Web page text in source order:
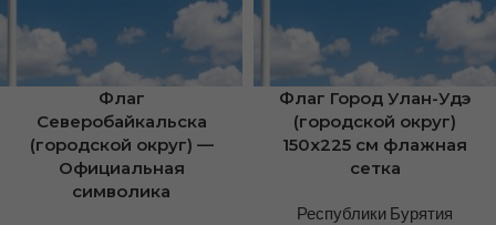
Флаг
Северобайкальска
(городской округ) —
Официальная
символика
Флаг Город Улан-Удэ
(городской округ)
150х225 см флажная
сетка
Республики Бурятия